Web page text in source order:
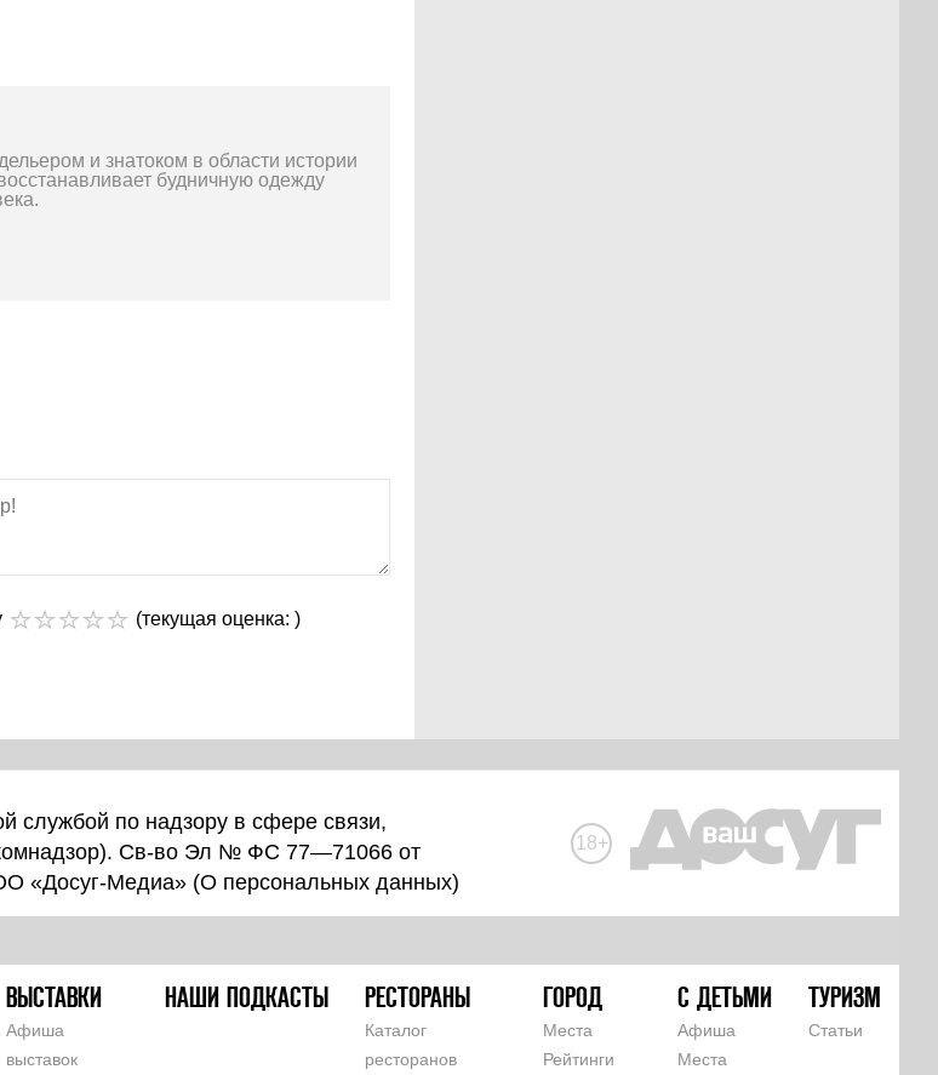
и знатоком в области истории
будничную одежду
(текущая оценка: )
службой по надзору в сфере связи,
Св-во Эл № ФС 77—71066 от
«Досуг-Медиа» (О персональных данных)
18+
ВЫСТАВКИ
Афиша
выставок
НАШИ ПОДКАСТЫ РЕСТОРАНЫ
Каталог
ресторанов
ГОРОД
Места
Рейтинги
С ДЕТЬМИ
Афиша
Места
ТУРИЗМ
Статьи